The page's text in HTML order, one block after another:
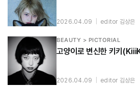
2026.04.09 editor 김상은
BEAUTY > PICTORIAL
고양이로 변신한 키키
2026.04.09 editor 김상은